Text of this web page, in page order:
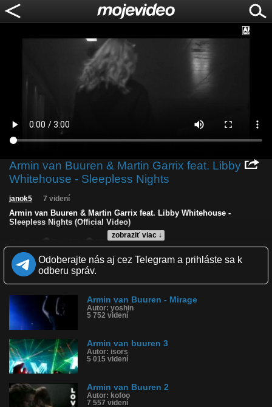
Armin van Buuren & Martin Garrix feat. Libby
Whitehouse - Sleepless Nights
zobraziť viac ↓
janok5 7 videní
Armin van Buuren & Martin Garrix feat. Libby Whitehouse -
Sleepless Nights (Official Video)
HD NQ
LQ
Zverejnené: 31.8.2025 11:29
Páči sa: 0% (0 hlasov)
Obľúbené: 0
Kategória: hudba
Tagy: armin van buuren & martin garrix feat. libby whitehouse, -
sleepless nights
História sledovanosti videa:
Odoberajte nás aj cez Telegram a prihláste sa k
odberu správ.
Armin van Buuren - Mirage
Autor: yoshin
5 752 videní
Armin van buuren 3
Autor: isors
5 015 videní
Armin van Buuren 2
Autor: kofoo
7 557 videní